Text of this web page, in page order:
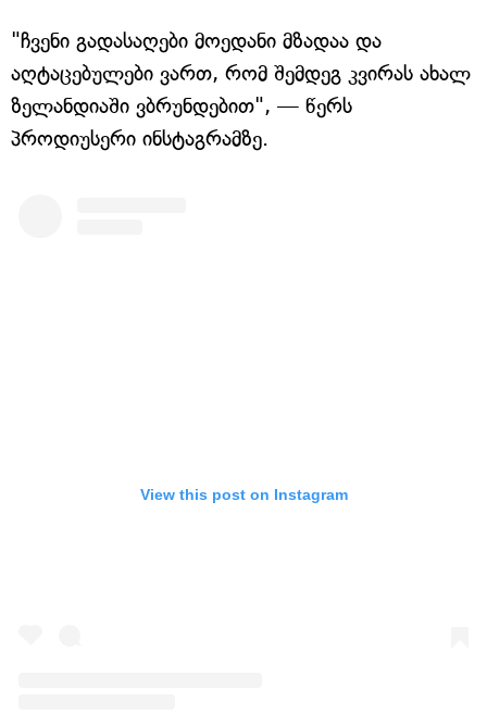
"ჩვენი გადასაღები მოედანი მზადაა და
აღტაცებულები ვართ, რომ შემდეგ კვირას ახალ
ზელანდიაში ვბრუნდებით", — წერს
პროდიუსერი ინსტაგრამზე.
View this post on Instagram